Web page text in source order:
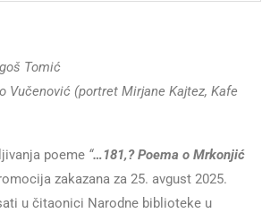
Tomić
Vučenović (portret Mirjane Kajtez, Kafe
poeme “…181,? Poema o Mrkonjić
zakazana za 25. avgust 2025.
u čitaonici Narodne biblioteke u